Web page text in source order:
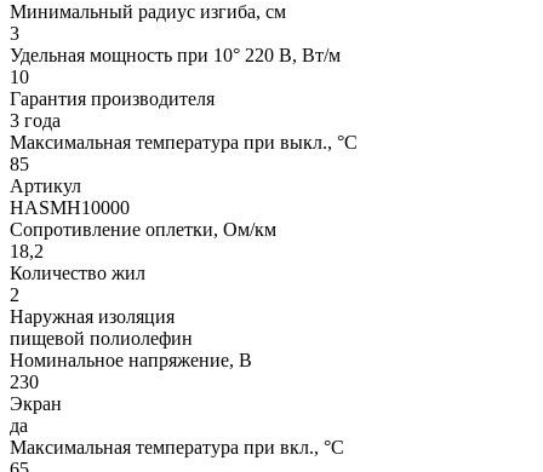
Минимальный радиус изгиба, см
3
Удельная мощность при 10° 220 В, Вт/м
10
Гарантия производителя
3 года
Максимальная температура при выкл., °C
85
Артикул
HASMH10000
Сопротивление оплетки, Ом/км
18,2
Количество жил
2
Наружная изоляция
пищевой полиолефин
Номинальное напряжение, В
230
Экран
да
Максимальная температура при вкл., °C